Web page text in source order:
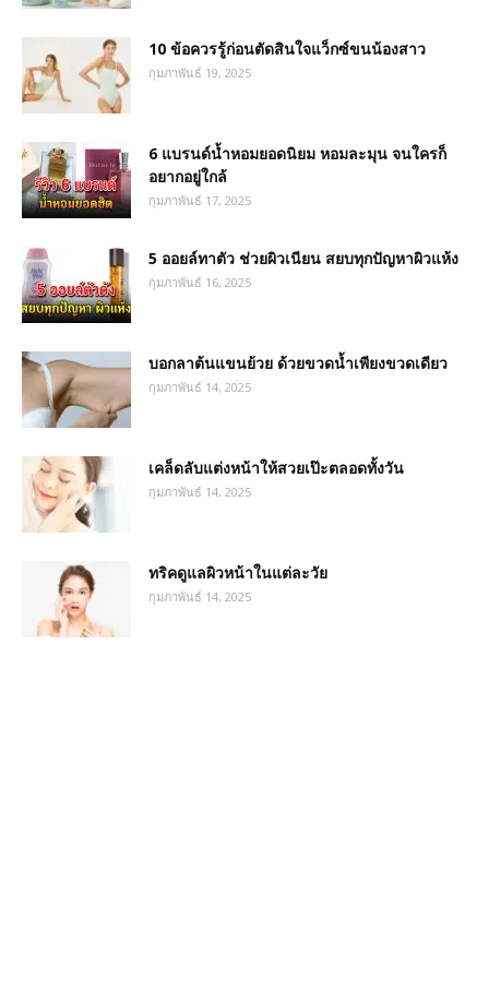
10 ข้อควรรู้ก่อนตัดสินใจแว็กซ์ขนน้องสาว
กุมภาพันธ์ 19, 2025
6 แบรนด์น้ำหอมยอดนิยม หอมละมุน จนใครก็
อยากอยู่ใกล้
กุมภาพันธ์ 17, 2025
5 ออยล์ทาตัว ช่วยผิวเนียน สยบทุกปัญหาผิวแห้ง
กุมภาพันธ์ 16, 2025
บอกลาต้นแขนย้วย ด้วยขวดน้ำเพียงขวดเดียว
กุมภาพันธ์ 14, 2025
เคล็ดลับแต่งหน้าให้สวยเป๊ะตลอดทั้งวัน
กุมภาพันธ์ 14, 2025
ทริคดูแลผิวหน้าในแต่ละวัย
กุมภาพันธ์ 14, 2025